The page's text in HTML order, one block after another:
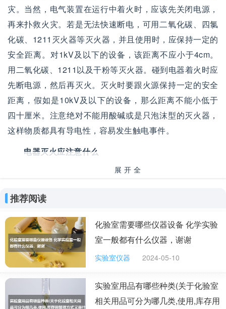
灾。当然，电气装置在运行中着火时，应该先关闭电源，
再来扑救火灾。若是无法快速断电，可用二氧化碳、四氯
化碳、1211灭火器等灭火器，并且使用时，应保持一定的
安全距离。对1kV及以下的设备，该距离不应小于4cm。
用二氧化碳、1211以及干粉等灭火器。碰到电器着火时应
先断电源，然后再灭火。灭火时要跟火源保持一定的安全
距离，假如是10kV及以下的设备，那么距离不能小低于
四十厘米。注意绝对不能用酸碱或是只泡沫型的灭火器，
这样物质都具有导电性，容易发生触电事件。
电器灭火应注意什么
1、线路或者电器起火时，需立即断开电源，不然救
扑救，也不能用泡沫灭火器，因为这些物质能够导电，会
发生触电事故。此外剪断电线的时候应该进行错位剪切，
以免出现短路的问题
2、假如电线是悬空状态的话，需就近找支撑物，不
能让剪断后的电线掉在地板上，不然容易发生接地短路，
注意支撑物不能是金属的。假如燃烧的时候会威胁到周边
的设备，那应该立即断开相应的开关，并把设备挪到安全
展开全
推荐阅读
化验室需要哪些仪器设备 化学实验
室一般都有什么仪器，谢谢
实验室仪器 2024-05-10
实验室用品有哪些种类(关于化验室
相关用品可分为哪几类,使用,库存用